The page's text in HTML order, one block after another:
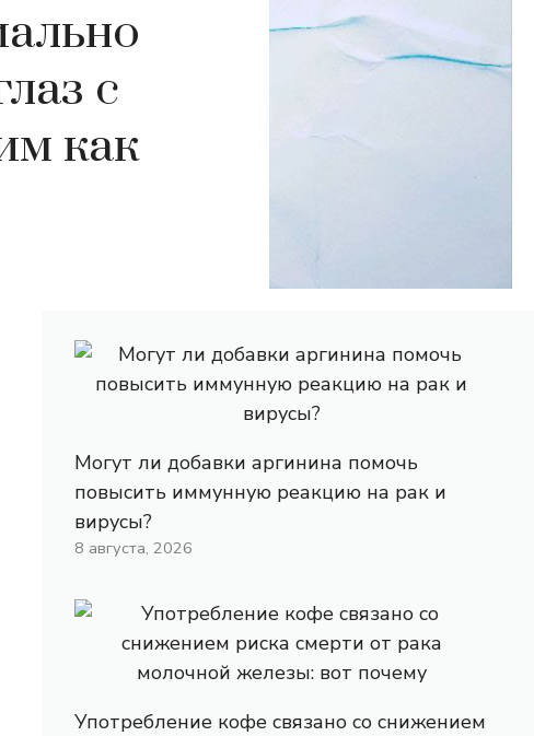
с
как
Могут ли добавки аргинина помочь
повысить иммунную реакцию на рак и
вирусы?
8 августа, 2026
Употребление кофе связано со снижением